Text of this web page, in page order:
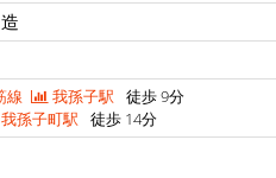
線 我孫子駅 徒歩 9分
我孫子町駅 徒歩 14分